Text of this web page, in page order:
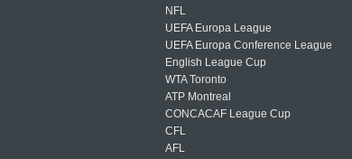
NFL
UEFA Europa League
UEFA Europa Conference League
English League Cup
WTA Toronto
ATP Montreal
CONCACAF League Cup
CFL
AFL